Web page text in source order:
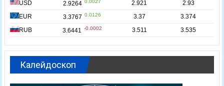
Калейдоскоп